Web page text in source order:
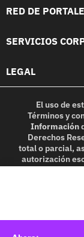
RED DE
SERVICIOS
LEGAL
El uso de
Términos y
Información
Derechos
total o parcial,
autorización
in part, or